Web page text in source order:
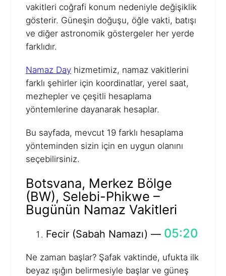
vakitleri coğrafi konum nedeniyle değişiklik
gösterir. Güneşin doğuşu, öğle vakti, batışı
ve diğer astronomik göstergeler her yerde
farklıdır.
Namaz Day hizmetimiz, namaz vakitlerini
farklı şehirler için koordinatlar, yerel saat,
mezhepler ve çeşitli hesaplama
yöntemlerine dayanarak hesaplar.
Bu sayfada, mevcut 19 farklı hesaplama
yönteminden sizin için en uygun olanını
seçebilirsiniz.
Botsvana, Merkez Bölge
(BW), Selebi-Phikwe –
Bugünün Namaz Vakitleri
Fecir (Sabah Namazı) — 05:20
Ne zaman başlar? Şafak vaktinde, ufukta ilk
beyaz ışığın belirmesiyle başlar ve güneş